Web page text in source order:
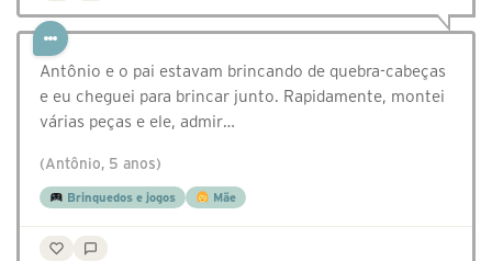
Antônio e o pai estavam brincando de quebra-cabeças
e eu cheguei para brincar junto. Rapidamente, montei
várias peças e ele, admir…
(Antônio, 5 anos)
Brinquedos e jogos Mãe